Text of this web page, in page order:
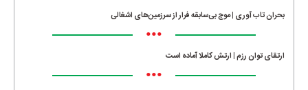
بحران تاب آوری | موج بی‌سابقه فرار از سرزمین‌های اشغالی
•••
ارتقای توان رزم | ارتش کاملا آماده است
•••